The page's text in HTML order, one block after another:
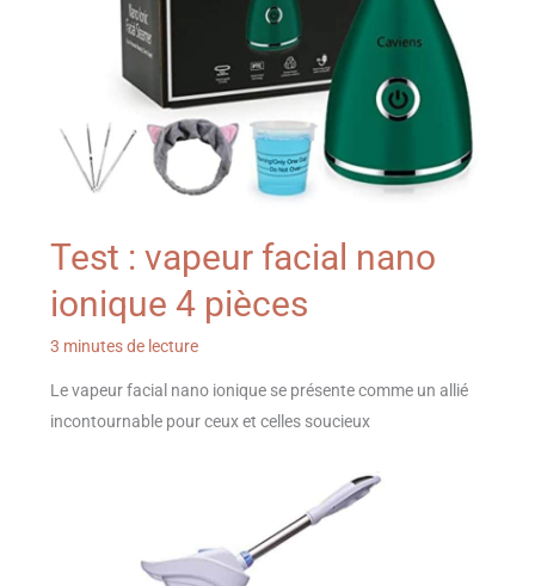
Test : vapeur facial nano
ionique 4 pièces
3 minutes de lecture
Le vapeur facial nano ionique se présente comme un allié
incontournable pour ceux et celles soucieux